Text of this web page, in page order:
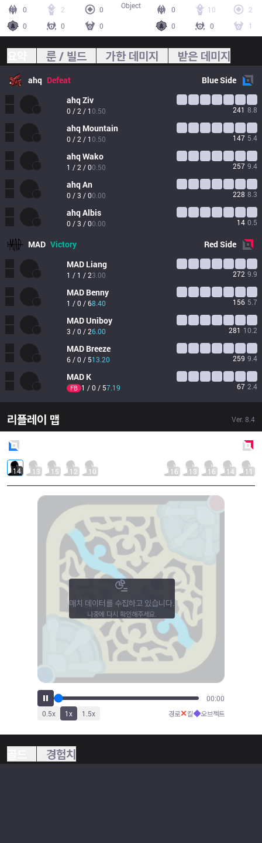
0 2
0
0
0 0
0 10
2
0
0 1
Object
룬 / 빌드 가한 데미지 받은 데미지
ahq Defeat BlueSide
ahq Ziv
0 / 2 / 10.50 241 8.8
ahq Mountain
0 / 2 / 10.50 147 5.4
ahq Wako
1 / 2 / 00.50 257 9.4
ahq An
0 / 3 / 00.00 228 8.3
ahq Albis
0 / 3 / 00.00 14 0.5
MAD Victory RedSide
MAD Liang
1 / 1 / 23.00 272 9.9
MAD Benny
1 / 0 / 68.40 156 5.7
MADUniboy
3 / 0 / 26.00 281 10.2
MAD Breeze
6 / 0 / 513.20 259 9.4
MAD K
FB 1 / 0 / 57.19 67 2.4
리플레이 맵 Ver. 8.4
14 13 15 12 10 16 13 16 14 11
00:00
0.5x 1x 1.5x 경로✕킬◆오브젝트
매치 데이터를 수집하고 있습니다.
나중에 다시 확인해주세요.
경험치